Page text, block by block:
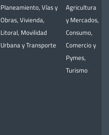
Planeamiento, Vías y
Obras, Vivienda,
Litoral, Movilidad
Urbana y Transporte
Agricultura
y Mercados,
Consumo,
Comercio y
Pymes,
Turismo